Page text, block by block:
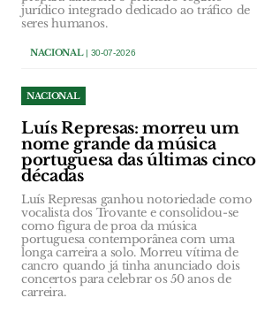
jurídico integrado dedicado ao tráfico de
seres humanos.
NACIONAL| 30-07-2026
NACIONAL
Luís Represas: morreu um
nome grande da música
portuguesa das últimas cinco
décadas
Luís Represas ganhou notoriedade como
vocalista dos Trovante e consolidou-se
como figura de proa da música
portuguesa contemporânea com uma
longa carreira a solo. Morreu vítima de
cancro quando já tinha anunciado dois
concertos para celebrar os 50 anos de
carreira.